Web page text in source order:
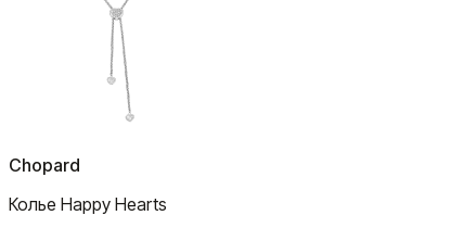
Chopard
Колье Happy Hearts